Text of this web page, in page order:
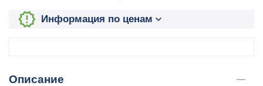
Информация по ценам
Описание